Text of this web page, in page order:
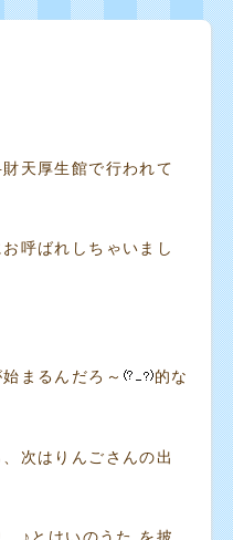
天厚生館で行われて
呼ばれしちゃいまし
まるんだろ～
的な
次はりんごさんの出